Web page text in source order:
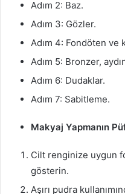
Adım 2: Baz.
Adım 3: Gözler.
Adım 4: Fondöten ve
Adım 5: Bronzer,
Adım 6: Dudaklar.
Adım 7: Sabitleme.
Makyaj Yapmanın
Cilt renginize uygun
gösterin.
Aşırı pudra